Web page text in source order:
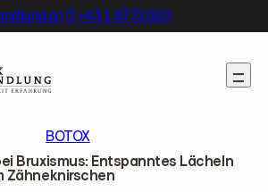
+43 1 8772020
BOTOX
Bruxismus: Entspanntes Lächeln